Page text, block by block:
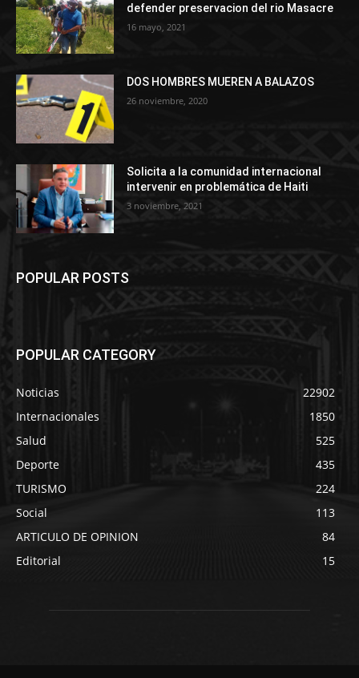
defender preservacion del rio Masacre
16 mayo, 2021
DOS HOMBRES MUEREN A BALAZOS
26 noviembre, 2020
Solicita a la comunidad internacional
intervenir en problemática de Haiti
3 noviembre, 2021
POPULAR POSTS
POPULAR CATEGORY
Noticias
22902
Internacionales
1850
Salud
525
Deporte
435
TURISMO
224
Social
113
ARTICULO DE OPINION
84
Editorial
15